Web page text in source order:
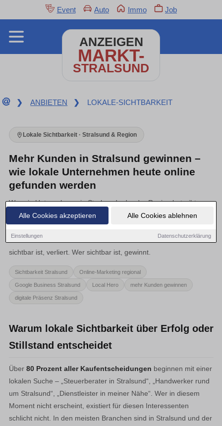
Alle Cookies akzeptieren Alle Cookies ablehnen
Einstellungen Datenschutzerklärung
Event Auto Immo Job
ANZEIGEN
MARKT-
STRALSUND
❯ ANBIETEN ❯ LOKALE-SICHTBARKEIT
Lokale Sichtbarkeit · Stralsund & Region
Mehr Kunden in Stralsund gewinnen –
wie lokale Unternehmen heute online
gefunden werden
Wer ein Unternehmen in Stralsund oder der Region betreibt,
kennt das: Gute Arbeit allein bringt keine neuen Aufträge mehr.
entscheiden dort in Sekunden. Wer in diesem Moment nicht
sichtbar ist, verliert. Wer sichtbar ist, gewinnt.
Sichtbarkeit Stralsund Online-Marketing regional
Google Business Stralsund Local Hero mehr Kunden gewinnen
digitale Präsenz Stralsund
Warum lokale Sichtbarkeit über Erfolg oder
Stillstand entscheidet
Über 80 Prozent aller Kaufentscheidungen beginnen mit einer
lokalen Suche – „Steuerberater in Stralsund“, „Handwerker rund
um Stralsund“, „Dienstleister in meiner Nähe“. Wer in diesem
Moment nicht erscheint, existiert für diesen Interessenten
schlicht nicht. In den meisten Branchen sind in Stralsund und der